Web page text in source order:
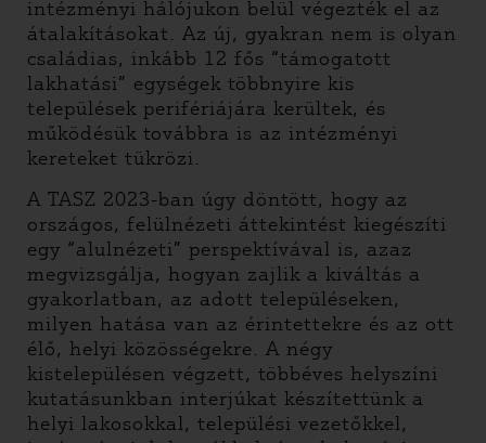
intézményi hálójukon belül végezték el az
átalakításokat. Az új, gyakran nem is olyan
családias, inkább 12 fős “támogatott
lakhatási” egységek többnyire kis
települések perifériájára kerültek, és
működésük továbbra is az intézményi
kereteket tükrözi.
A TASZ 2023-ban úgy döntött, hogy az
országos, felülnézeti áttekintést kiegészíti
egy “alulnézeti” perspektívával is, azaz
megvizsgálja, hogyan zajlik a kiváltás a
gyakorlatban, az adott településeken,
milyen hatása van az érintettekre és az ott
élő, helyi közösségekre. A négy
kistelepülésen végzett, többéves helyszíni
kutatásunkban interjúkat készítettünk a
helyi lakosokkal, települési vezetőkkel,